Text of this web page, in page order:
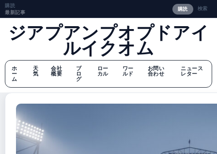
購読
最新記事
購読 検索
ジアプアンプオプドアイ
ルイクオム
ホ
ー
ム
天
気
会社
概要
ブ
ロ
グ
ロー
カル
ワー
ルド
お問い
合わせ
ニュース
レター